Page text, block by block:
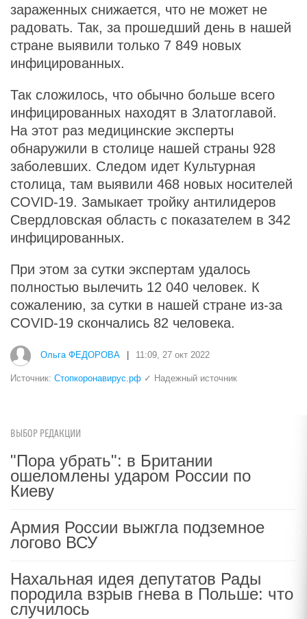
зараженных снижается, что не может не
радовать. Так, за прошедший день в нашей
стране выявили только 7 849 новых
инфицированных.
Так сложилось, что обычно больше всего
инфицированных находят в Златоглавой.
На этот раз медицинские эксперты
обнаружили в столице нашей страны 928
заболевших. Следом идет Культурная
столица, там выявили 468 новых носителей
COVID-19. Замыкает тройку антилидеров
Свердловская область с показателем в 342
инфицированных.
При этом за сутки экспертам удалось
полностью вылечить 12 040 человек. К
сожалению, за сутки в нашей стране из-за
COVID-19 скончались 82 человека.
Ольга ФЕДОРОВА 11:09, 27 окт 2022
Источник: Стопкоронавирус.рф ✓ Надежный источник
ВЫБОР РЕДАКЦИИ
"Пора убрать": в Британии
ошеломлены ударом России по
Киеву
Армия России выжгла подземное
логово ВСУ
Нахальная идея депутатов Рады
породила взрыв гнева в Польше: что
случилось